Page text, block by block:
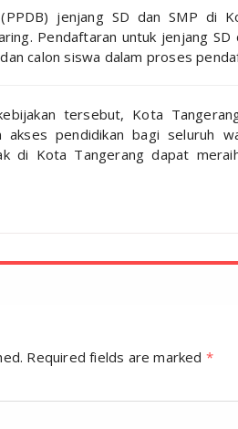
jenjang SD dan SMP di
Pendaftaran untuk jenjang SD
calon siswa dalam proses
tersebut, Kota
akses pendidikan bagi seluruh
di Kota Tangerang dapat
Required fields are marked *